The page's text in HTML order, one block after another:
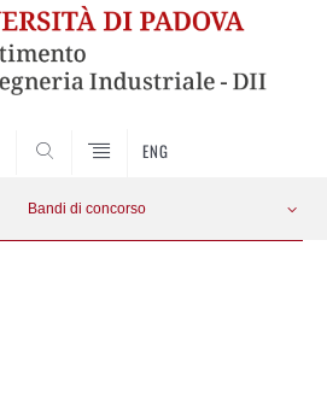
ENG
Bandi di concorso